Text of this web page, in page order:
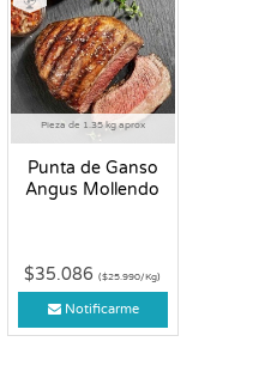
Pieza de 1.35 kg aprox
Punta de Ganso
Angus Mollendo
$35.086($25.990/Kg)
Notificarme